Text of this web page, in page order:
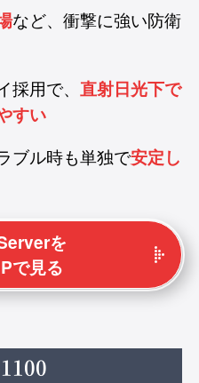
など、衝撃に強い防衛
用で、 直射日光下で
すい
ブル時も単独で安定し
を
で見る